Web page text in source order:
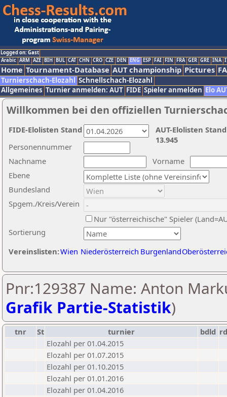
Logged on: Gast
Arabic ARM AZE BIH BUL CAT CHN CRO CZE DEN ENG ESP FAI FIN FRA GER GRE INA
Home Tournament-Database AUT championship Pictures
Turnierschach-Elozahl Schnellschach-Elozahl
Allgemeines Turnier anmelden: AUT FIDE Spieler anmelden Elo
Willkommen bei den offiziellen
Nachname
Vorname
Ebene
Sortierung
Personennummer
Bundesland
Spgem./Kreis/Verein
Nur "österreichische" Spieler
Vereinslisten:Wien Niederösterreich Burgenland
AUT-Elolisten
13.945
FIDE-Elolisten Stand
Pnr:129387 Name: Anton
Grafik Partie-Statistik)
tnr St turnier bdld rd
Elozahl per 01.04.2015
Elozahl per 01.07.2015
Elozahl per 01.10.2015
Elozahl per 01.01.2016
Elozahl per 01.04.2016